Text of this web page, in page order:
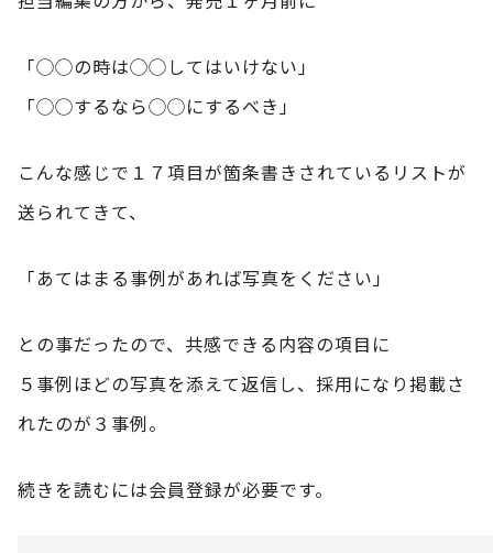
「◯◯の時は◯◯してはいけない」
「◯◯するなら◯◯にするべき」
こんな感じで１７項目が箇条書きされているリストが
送られてきて、
「あてはまる事例があれば写真をください」
との事だったので、共感できる内容の項目に
５事例ほどの写真を添えて返信し、採用になり掲載さ
れたのが３事例。
続きを読むには会員登録が必要です。